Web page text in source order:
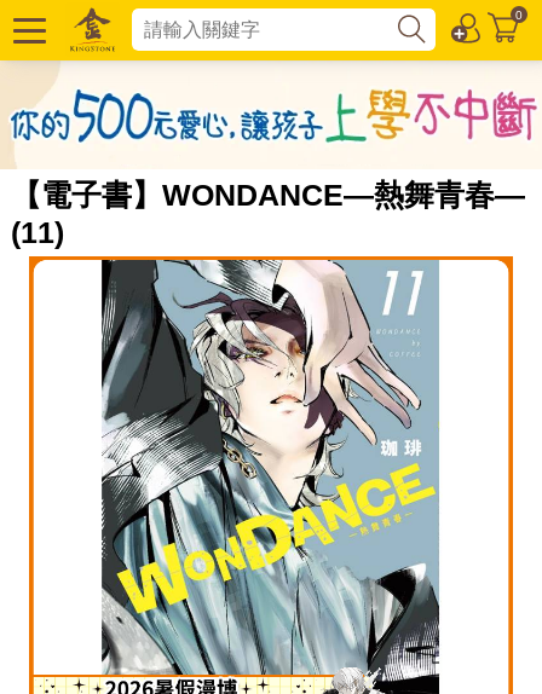
0
【電子書】WONDANCE—熱舞青春—
(11)